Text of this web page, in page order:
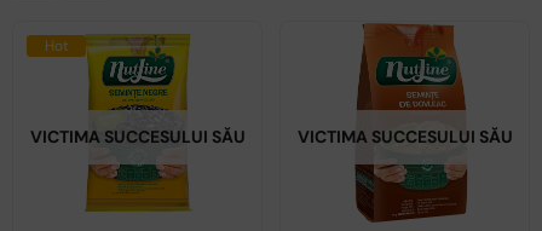
Hot
VICTIMA SUCCESULUI SĂU VICTIMA SUCCESULUI SĂU